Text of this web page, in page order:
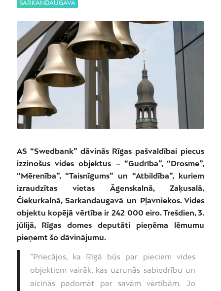
SARKANDAUGAVA
AS “Swedbank” dāvinās Rīgas pašvaldībai piecus
izzinošus vides objektus – “Gudrība”, “Drosme”,
“Mērenība”, “Taisnīgums” un “Atbildība”, kuriem
izraudzītas vietas Āgenskalnā, Zaķusalā,
Čiekurkalnā, Sarkandaugavā un Pļavniekos. Vides
objektu kopējā vērtība ir 242 000 eiro. Trešdien, 3.
jūlijā, Rīgas domes deputāti pieņēma lēmumu
pieņemt šo dāvinājumu.
“Priecājos, ka Rīgā būs par pieciem vides
objektiem vairāk, kas uzrunās sabiedrību un
aicinās padomāt par savām vērtībām. Jo